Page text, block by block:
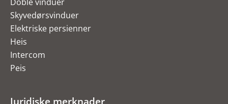
Skyvedørsvinduer
Elektriske persienner
Heis
Intercom
Peis
Juridiske merknader